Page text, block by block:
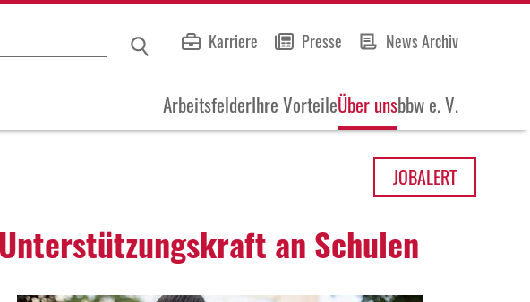
Karriere Presse News Archiv
ArbeitsfelderIhre VorteileÜber unsbbw e. V.
JOBALERT
an Schulen